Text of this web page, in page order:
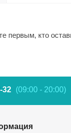
первым, кто
32 (09:00 - 20:00)